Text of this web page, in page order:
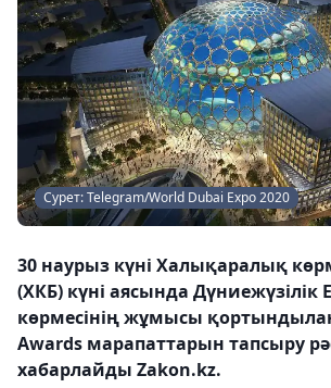
Сурет: Telegram/World Dubai Expo 2020
30 наурыз күні Халықаралық
(ХКБ) күні аясында Дүниежүзілік
көрмесінің жұмысы
Awards марапаттарын тапсыру
хабарлайды Zakon.kz.